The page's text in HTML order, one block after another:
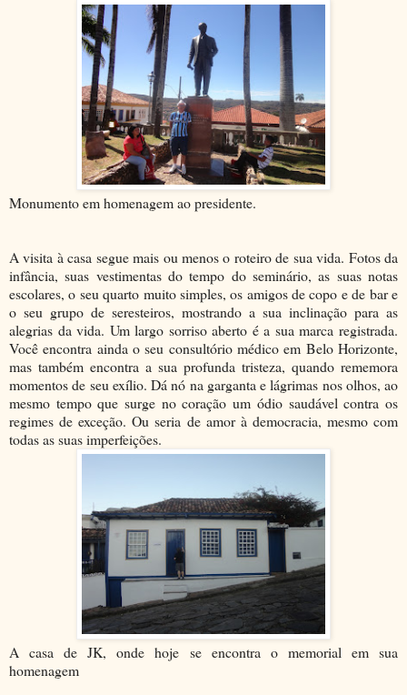
Monumento em homenagem ao presidente.
A visita à casa segue mais ou menos o roteiro de sua vida. Fotos da
infância, suas vestimentas do tempo do seminário, as suas notas
escolares, o seu quarto muito simples, os amigos de copo e de bar e
o seu grupo de seresteiros, mostrando a sua inclinação para as
alegrias da vida. Um largo sorriso aberto é a sua marca registrada.
Você encontra ainda o seu consultório médico em Belo Horizonte,
mas também encontra a sua profunda tristeza, quando rememora
momentos de seu exílio. Dá nó na garganta e lágrimas nos olhos, ao
mesmo tempo que surge no coração um ódio saudável contra os
regimes de exceção. Ou seria de amor à democracia, mesmo com
todas as suas imperfeições.
A casa de JK, onde hoje se encontra o memorial em sua
homenagem